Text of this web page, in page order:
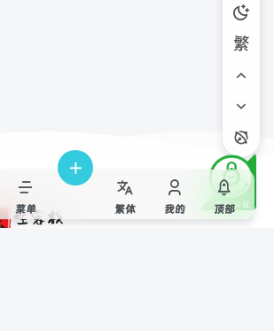
繁
菜单 繁体 我的 顶部